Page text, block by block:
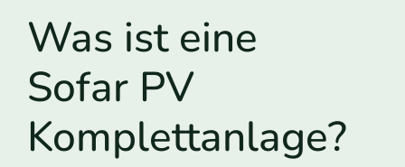
Was ist eine
Sofar PV
Komplettanlage?